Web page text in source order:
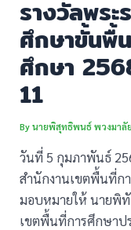
รางวัลพระ
ศึกษาขั้นพื้
ศึกษา
11
Byนายพิสุทธิพนธ์ พวงมา
วันที่ 5 กุมภาพันธ์
สำนักงานเขตพื้นที่ก
มอบหมายให้ นายพิ
เขตพื้นที่การศึกษาป